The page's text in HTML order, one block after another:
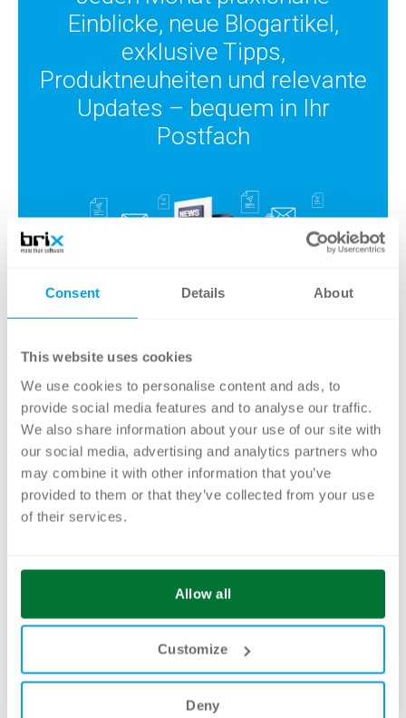
Consent Details About
This website uses cookies
We use cookies to personalise content and ads, to
provide social media features and to analyse our traffic.
We also share information about your use of our site with
our social media, advertising and analytics partners who
may combine it with other information that you’ve
provided to them or that they’ve collected from your use
of their services.
Allow all
Customize
Deny
Einblicke, neue Blogartikel,
exklusive Tipps,
Produktneuheiten und relevante
Updates – bequem in Ihr
Postfach
Jetzt Newsletter abonnieren!
Zurück zur Übersicht
CELUM Partnertag 2019